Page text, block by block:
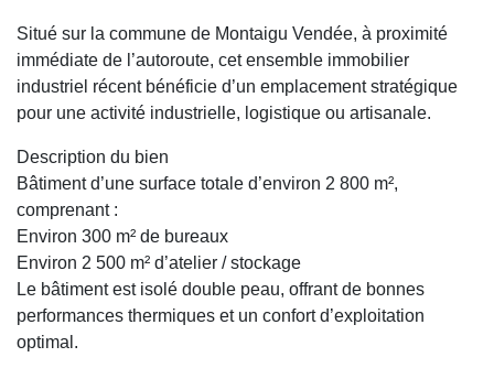
Situé sur la commune de Montaigu Vendée, à proximité
immédiate de l’autoroute, cet ensemble immobilier
industriel récent bénéficie d’un emplacement stratégique
pour une activité industrielle, logistique ou artisanale.
Description du bien
Bâtiment d’une surface totale d’environ 2 800 m²,
comprenant :
Environ 300 m² de bureaux
Environ 2 500 m² d’atelier / stockage
Le bâtiment est isolé double peau, offrant de bonnes
performances thermiques et un confort d’exploitation
optimal.